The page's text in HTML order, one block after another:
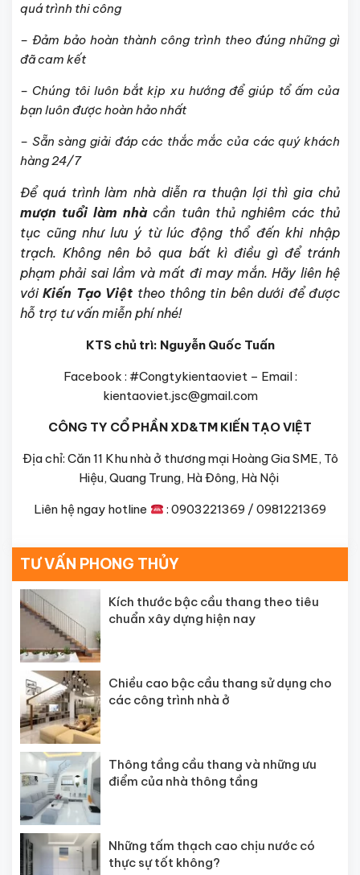
quá trình thi công
– Đảm bảo hoàn thành công trình theo đúng những gì
đã cam kết
– Chúng tôi luôn bắt kịp xu hướng để giúp tổ ấm của
bạn luôn được hoàn hảo nhất
– Sẵn sàng giải đáp các thắc mắc của các quý khách
hàng 24/7
Để quá trình làm nhà diễn ra thuận lợi thì gia chủ
mượn tuổi làm nhàcần tuân thủ nghiêm các thủ
tục cũng như lưu ý từ lúc động thổ đến khi nhập
trạch. Không nên bỏ qua bất kì điều gì để tránh
phạm phải sai lầm và mất đi may mắn.Hãy liên hệ
vớiKiến Tạo Việt theo thông tin bên dưới để được
hỗ trợ tư vấn miễn phí nhé!
KTS chủ trì: Nguyễn Quốc Tuấn
Facebook : #Congtykientaoviet – Email :
kientaoviet.jsc@gmail.com
CÔNG TY CỔ PHẦN XD&TM KIẾN TẠO VIỆT
Địa chỉ: Căn 11 Khu nhà ở thương mại Hoàng Gia SME, Tô
Hiệu, Quang Trung, Hà Đông, Hà Nội
Liên hệ ngay hotline : 0903221369 / 0981221369
TƯ VẤN PHONG THỦY
Kích thước bậc cầu thang theo tiêu
chuẩn xây dựng hiện nay
Chiều cao bậc cầu thang sử dụng cho
các công trình nhà ở
Thông tầng cầu thang và những ưu
điểm của nhà thông tầng
Những tấm thạch cao chịu nước có
thực sự tốt không?